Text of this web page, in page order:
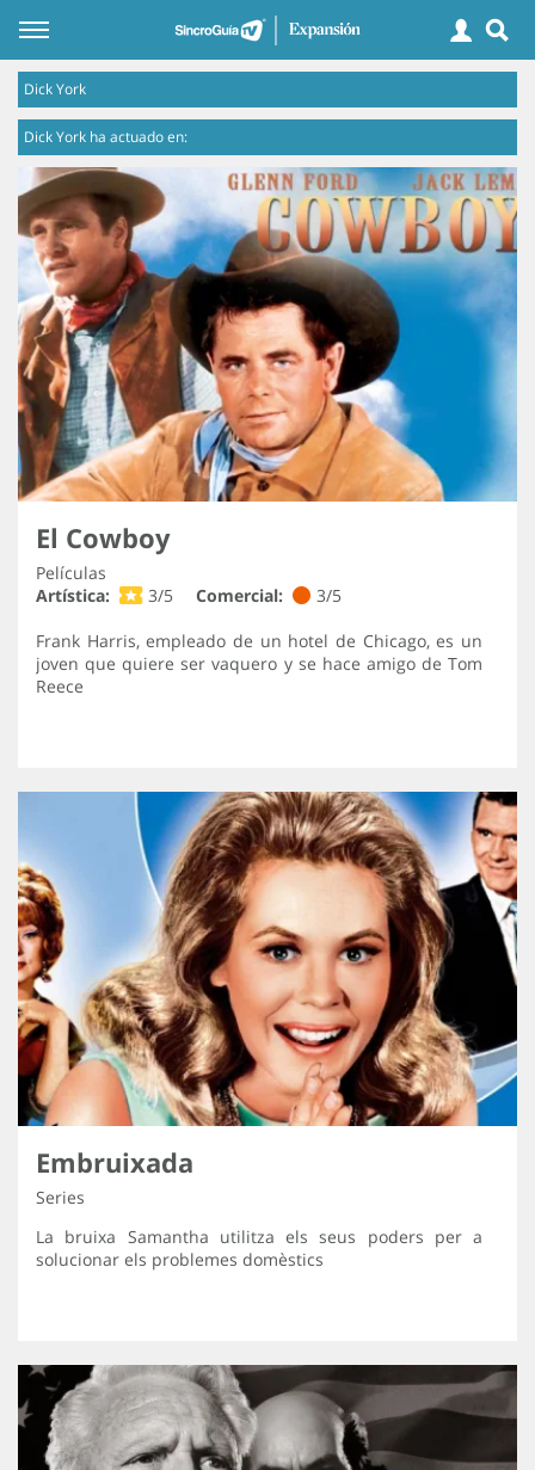
Dick York
Dick York ha actuado en:
El Cowboy
Películas
Artística:
3/5 Comercial:
3/5
Frank Harris, empleado de un hotel de Chicago, es un
joven que quiere ser vaquero y se hace amigo de Tom
Reece
Embruixada
Series
La bruixa Samantha utilitza els seus poders per a
solucionar els problemes domèstics